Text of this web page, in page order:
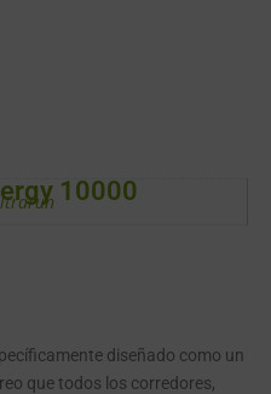
10000
diseñado como un
que todos los corredores,